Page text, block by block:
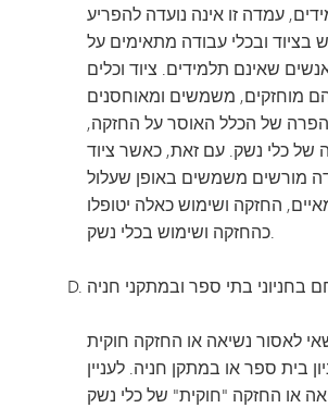
עמדה זו אינה נועדה להפריע
בציוד ובכלי עבודה מתאימים על
שאינם תלמידים. ציוד וכלים
מוחזקים, משמשים ומאוחסנים
של הכלל האוסר על החזקה,
של כלי נשק. עם זאת, כאשר ציוד
מורשים משמשים באופן שעלול
החזקה ושימוש כאלה יטופלו
כהחזקה ושימוש בכלי נשק.
בחניוני בתי ספר ובמתקני חניה
לאסור נשיאה או החזקה חוקית
בית ספר או במתקן חניה. לעניין
או החזקה "חוקית" של כלי נשק